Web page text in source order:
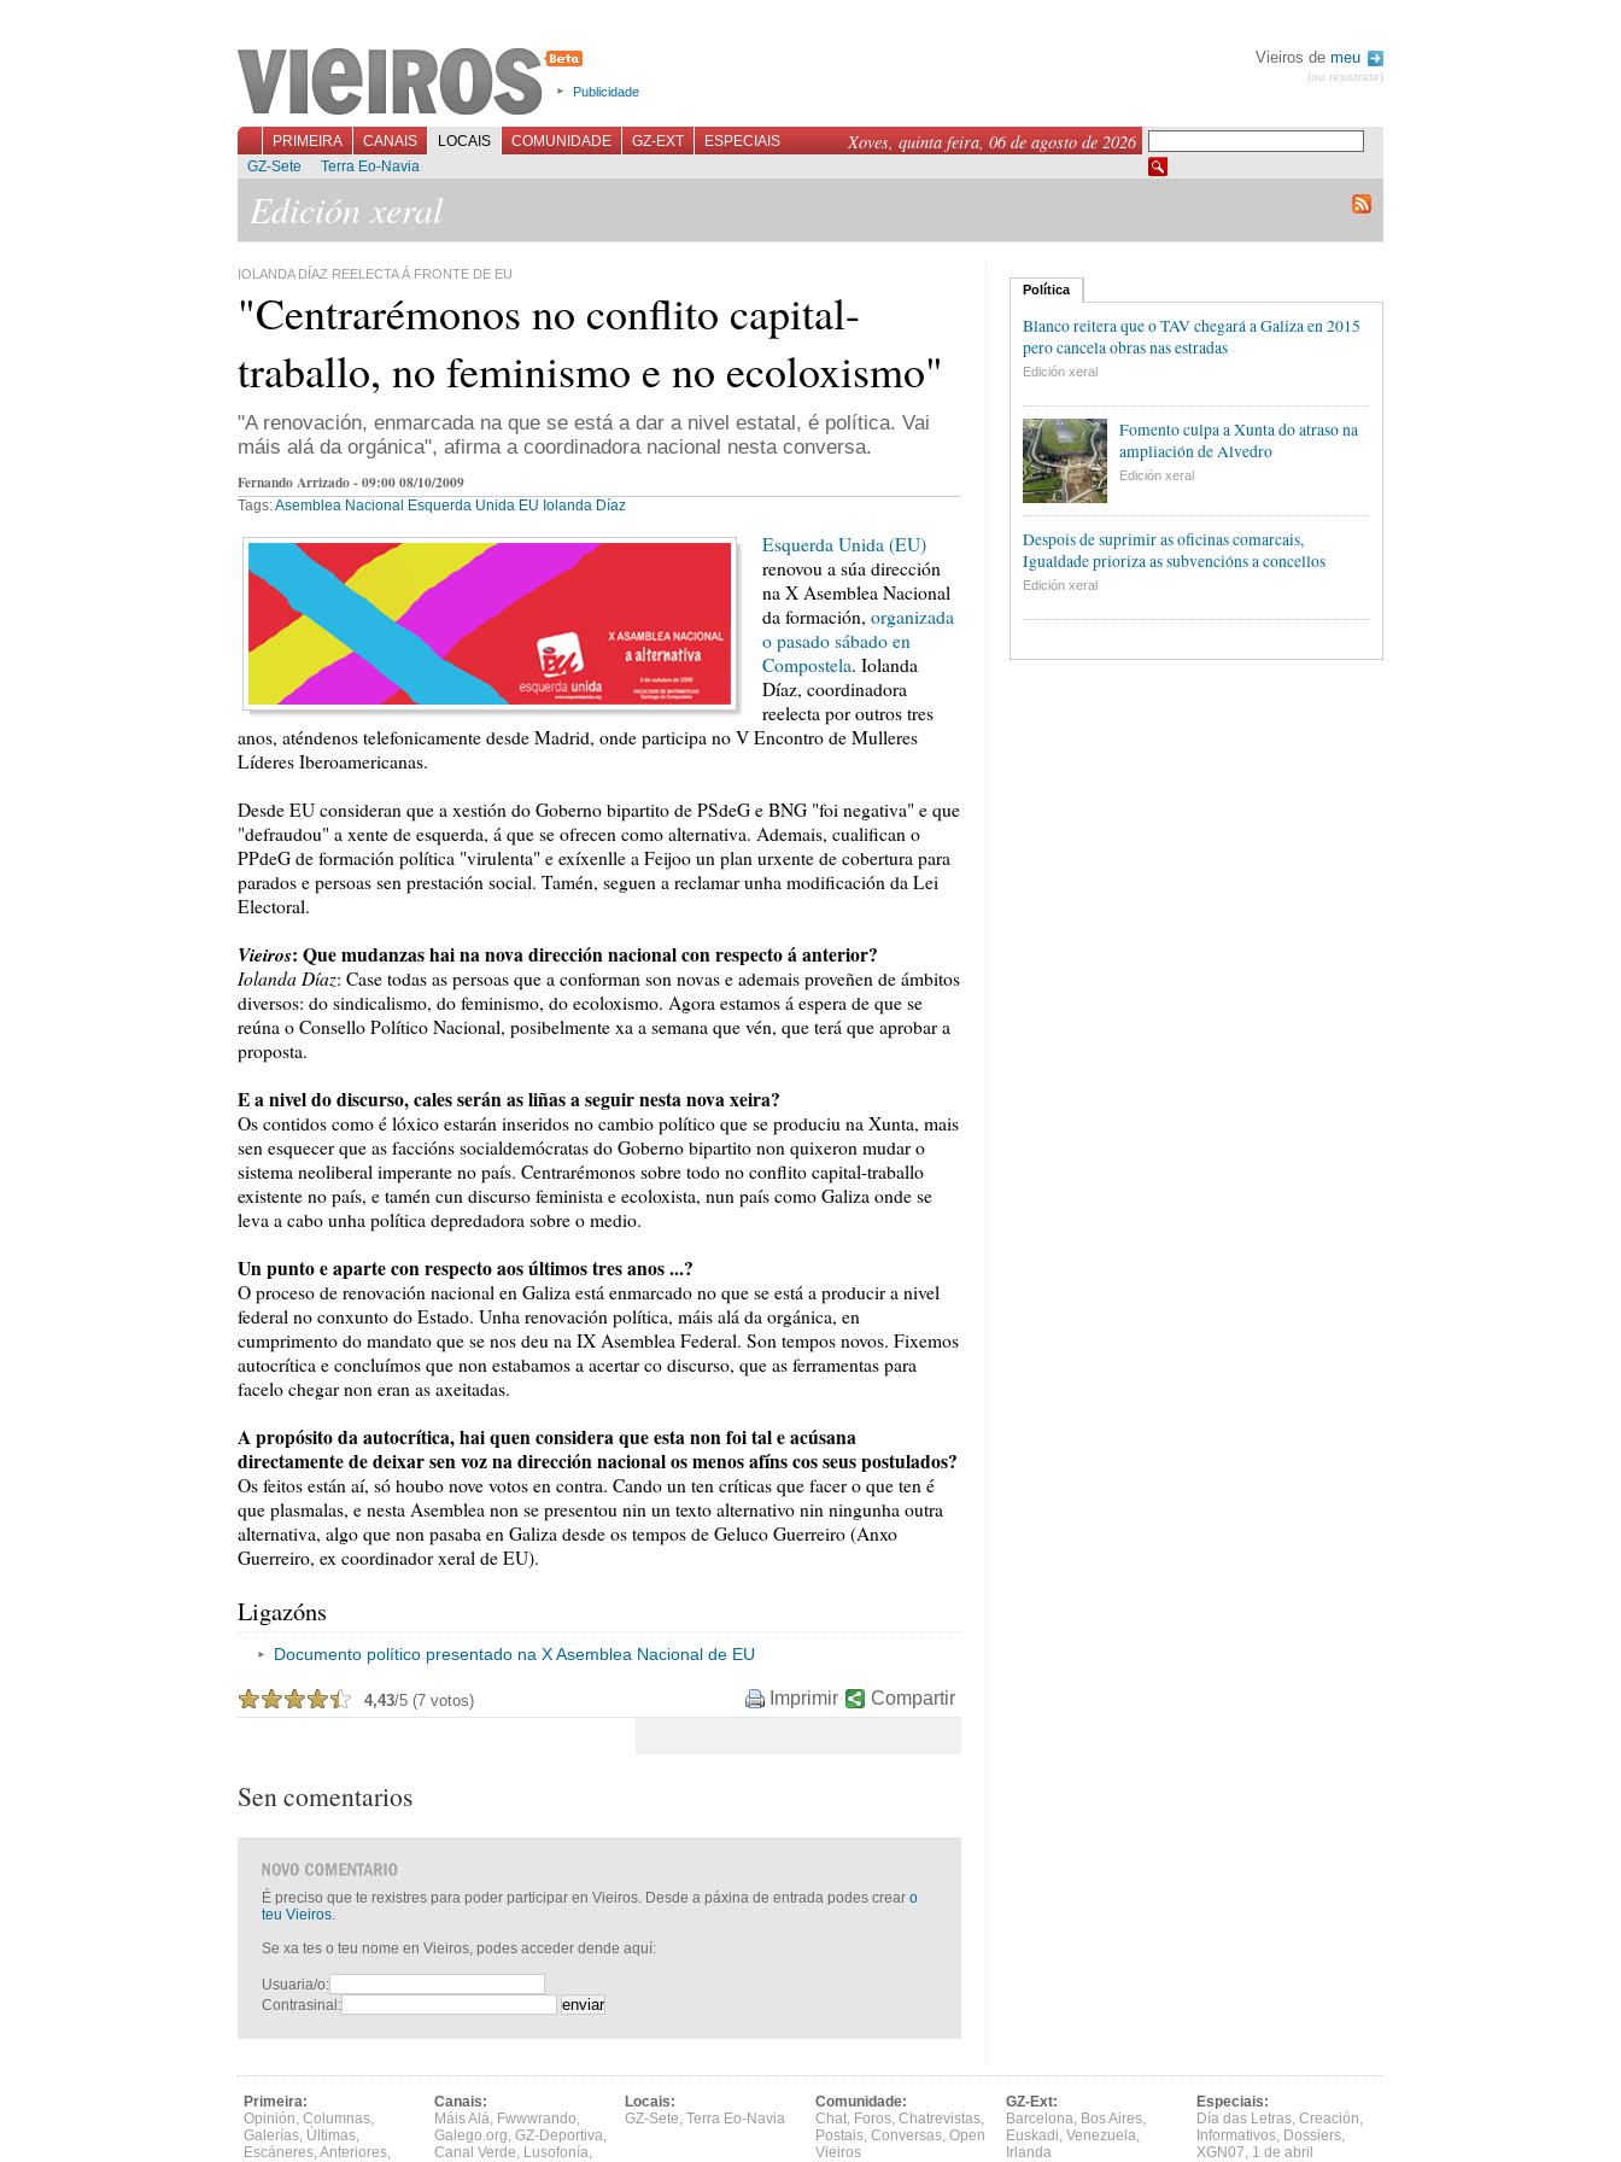
Publicidade
Vieiros de meu
(ou rexistrate)
Xoves, quinta feira, 06 de agosto de 2026
PRIMEIRA CANAIS LOCAIS COMUNIDADE GZ-EXT
ESPECIAIS
GZ-Sete
Terra Eo-Navia
Edición xeral
IOLANDA DÍAZ REELECTA Á FRONTE DE EU
"Centrarémonos no conflito capital-
traballo, no feminismo e no ecoloxismo"
"A renovación, enmarcada na que se está a dar a nivel estatal, é política. Vai
máis alá da orgánica", afirma a coordinadora nacional nesta conversa.
Fernando Arrizado - 09:00 08/10/2009
Tags:Asemblea Nacional Esquerda Unida EU Iolanda Díaz
Esquerda Unida (EU)
renovou a súa dirección
na X Asemblea Nacional
da formación, organizada
o pasado sábado en
Compostela. Iolanda
Díaz, coordinadora
reelecta por outros tres
anos, aténdenos telefonicamente desde Madrid, onde participa no V Encontro de Mulleres
Líderes Iberoamericanas.
Desde EU consideran que a xestión do Goberno bipartito de PSdeG e BNG "foi negativa" e que
"defraudou" a xente de esquerda, á que se ofrecen como alternativa. Ademais, cualifican o
PPdeG de formación política "virulenta" e exíxenlle a Feijoo un plan urxente de cobertura para
parados e persoas sen prestación social. Tamén, seguen a reclamar unha modificación da Lei
Electoral.
Vieiros: Que mudanzas hai na nova dirección nacional con respecto á anterior?
Iolanda Díaz: Case todas as persoas que a conforman son novas e ademais proveñen de ámbitos
diversos: do sindicalismo, do feminismo, do ecoloxismo. Agora estamos á espera de que se
reúna o Consello Político Nacional, posibelmente xa a semana que vén, que terá que aprobar a
proposta.
E a nivel do discurso, cales serán as liñas a seguir nesta nova xeira?
Os contidos como é lóxico estarán inseridos no cambio político que se produciu na Xunta, mais
sen esquecer que as faccións socialdemócratas do Goberno bipartito non quixeron mudar o
sistema neoliberal imperante no país. Centrarémonos sobre todo no conflito capital-traballo
existente no país, e tamén cun discurso feminista e ecoloxista, nun país como Galiza onde se
leva a cabo unha política depredadora sobre o medio.
Un punto e aparte con respecto aos últimos tres anos ...?
O proceso de renovación nacional en Galiza está enmarcado no que se está a producir a nivel
federal no conxunto do Estado. Unha renovación política, máis alá da orgánica, en
cumprimento do mandato que se nos deu na IX Asemblea Federal. Son tempos novos. Fixemos
autocrítica e concluímos que non estabamos a acertar co discurso, que as ferramentas para
facelo chegar non eran as axeitadas.
A propósito da autocrítica, hai quen considera que esta non foi tal e acúsana
directamente de deixar sen voz na dirección nacional os menos afíns cos seus postulados?
Os feitos están aí, só houbo nove votos en contra. Cando un ten críticas que facer o que ten é
que plasmalas, e nesta Asemblea non se presentou nin un texto alternativo nin ningunha outra
alternativa, algo que non pasaba en Galiza desde os tempos de Geluco Guerreiro (Anxo
Guerreiro, ex coordinador xeral de EU).
Ligazóns
Documento político presentado na X Asemblea Nacional de EU
4,43/5 (7 votos) Compartir
Imprimir
Sen comentarios
É preciso que te rexistres para poder participar en Vieiros. Desde a páxina de entrada podes crear o
teu Vieiros.
Se xa tes o teu nome en Vieiros, podes acceder dende aquí:
Usuaria/o:
Contrasinal:
Política
Blanco reitera que o TAV chegará a Galiza en 2015
pero cancela obras nas estradas
Edición xeral
Fomento culpa a Xunta do atraso na
ampliación de Alvedro
Edición xeral
Despois de suprimir as oficinas comarcais,
Igualdade prioriza as subvencións a concellos
Edición xeral
Primeira:
Opinión, Columnas,
Galerías, Últimas,
Escáneres,Anteriores,
Canais:
Máis Alá, Fwwwrando,
Galego.org, GZ-Deportiva,
Canal Verde, Lusofonía,
Locais:
GZ-Sete, Terra Eo-Navia
Comunidade:
Chat, Foros, Chatrevistas,
Postais, Conversas, Open
Vieiros
GZ-Ext:
Barcelona, Bos Aires,
Euskadi, Venezuela,
Irlanda
Especiais:
Día das Letras, Creación,
Informativos, Dossiers,
XGN07, 1 de abril